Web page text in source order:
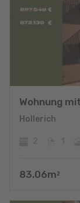
Wohnung
Hollerich
83.06m 2